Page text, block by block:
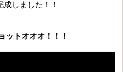
成しました！！
ットオオオ！！！